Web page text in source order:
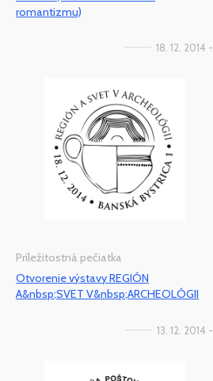
romantizmu)
18. 12. 2014 -
Príležitostná pečiatka
Otvorenie výstavy REGIÓN
A&nbsp;SVET V&nbsp;ARCHEOLÓGII
13. 12. 2014 -